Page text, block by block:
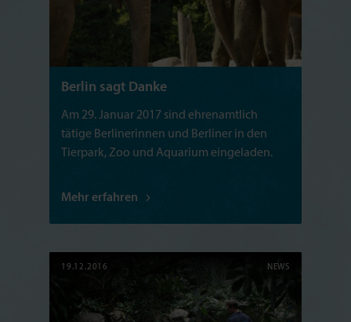
Berlin sagt Danke
Am 29. Januar 2017 sind ehrenamtlich
tätige Berlinerinnen und Berliner in den
Tierpark, Zoo und Aquarium eingeladen.
Mehr erfahren
19.12.2016 NEWS